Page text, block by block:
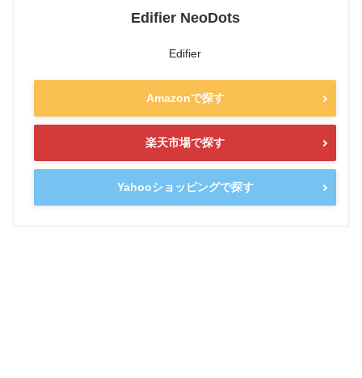
Edifier NeoDots
Edifier
Amazonで探す
楽天市場で探す
Yahooショッピングで探す